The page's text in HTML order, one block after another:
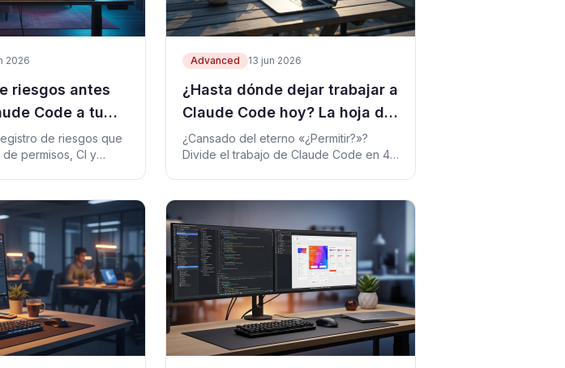
2026
riesgos antes
Code a tu
de riesgos que
permisos, CI y
Advanced 13 jun 2026
¿Hasta dónde dejar trabajar a
Claude Code hoy? La hoja de
los 4 niveles de aprobación
¿Cansado del eterno «¿Permitir?»?
Divide el trabajo de Claude Code en 4